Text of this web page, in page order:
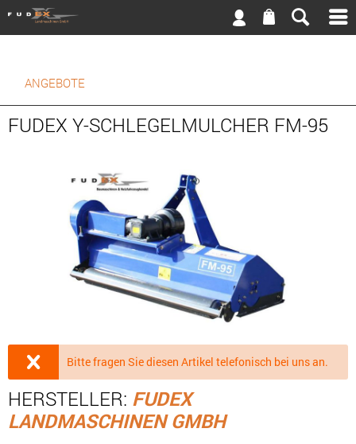
ANGEBOTE
FUDEX Y-SCHLEGELMULCHER FM-95
Bitte fragen Sie diesen Artikel telefonisch bei uns an.
HERSTELLER: FUDEX
LANDMASCHINEN GMBH